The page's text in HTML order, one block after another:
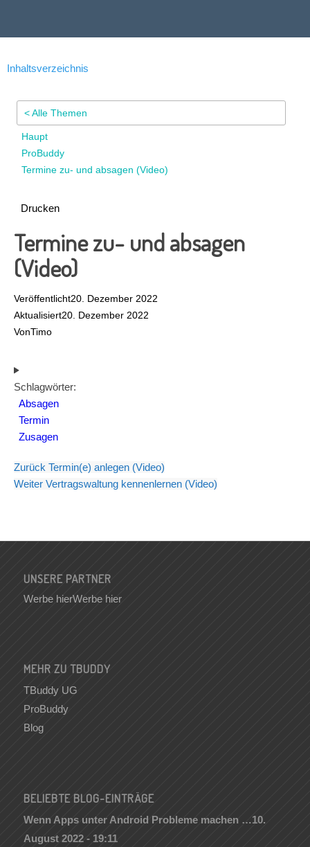
< Alle Themen
Haupt
ProBuddy
Termine zu- und absagen (Video)
Drucken
Termine zu- und absagen
(Video)
Veröffentlicht20. Dezember 2022
Aktualisiert20. Dezember 2022
VonTimo
Schlagwörter:
Absagen
Termin
Zusagen
Zurück Termin(e) anlegen (Video)
Weiter Vertragswaltung kennenlernen (Video)
Inhaltsverzeichnis
UNSERE PARTNER
Werbe hierWerbe hier
MEHR ZU TBUDDY
TBuddy UG
ProBuddy
Blog
BELIEBTE BLOG-EINTRÄGE
Wenn Apps unter Android Probleme machen …10.
August 2022 - 19:11